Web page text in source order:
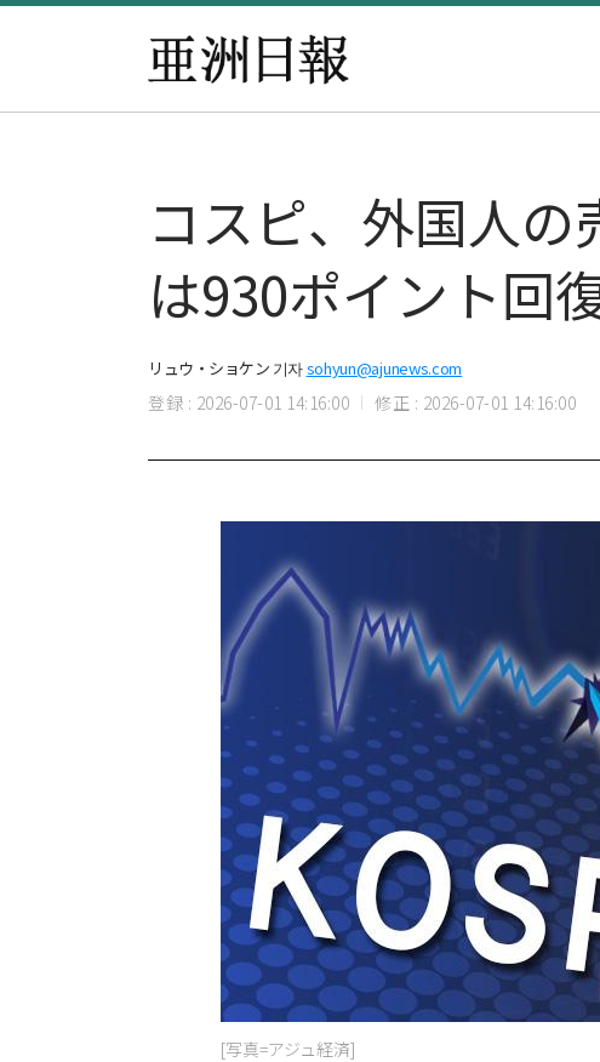
コスピ、外国人
は930ポイント回
リュウ・ショケン 기자sohyun@ajunews.com
登録 : 2026-07-01 14:16:00 修正 : 2026-07-01 14:16:00
[写真=アジュ経済]